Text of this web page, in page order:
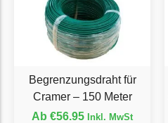
Ferrex Messer
Begrenzungsdraht
Florabest
Florabest Messer
Begrenzungsdraht
Begrenzungsdraht für
Cramer – 150 Meter
Ab €56.95 Inkl. MwSt